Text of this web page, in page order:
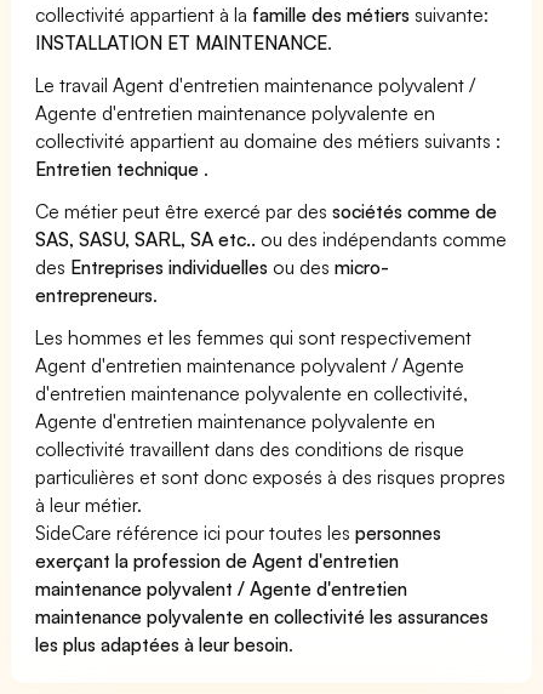
collectivité appartient à la famille des métiers suivante:
INSTALLATION ET MAINTENANCE.
Le travail Agent d'entretien maintenance polyvalent /
Agente d'entretien maintenance polyvalente en
collectivité appartient au domaine des métiers suivants :
Entretien technique .
Ce métier peut être exercé par dessociétés comme de
SAS, SASU, SARL, SA etc.. ou des indépendants comme
des Entreprises individuelles ou desmicro-
entrepreneurs.
Les hommes et les femmes qui sont respectivement
Agent d'entretien maintenance polyvalent / Agente
d'entretien maintenance polyvalente en collectivité,
Agente d'entretien maintenance polyvalente en
collectivité travaillent dans des conditions de risque
particulières et sont donc exposés à des risques propres
à leur métier.
SideCare référence ici pour toutes lespersonnes
exerçant la profession de Agent d'entretien
maintenance polyvalent / Agente d'entretien
maintenance polyvalente en collectivité les assurances
les plus adaptées à leur besoin.